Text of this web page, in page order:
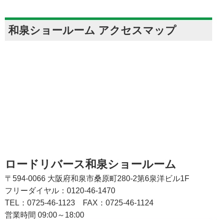
和泉ショールーム アクセスマップ
ロードリバース和泉ショールーム
〒594-0066 大阪府和泉市桑原町280-2第6泉洋ビル1F
フリーダイヤル：0120-46-1470
TEL：0725-46-1123
FAX：0725-46-1124
営業時間 09:00～18:00